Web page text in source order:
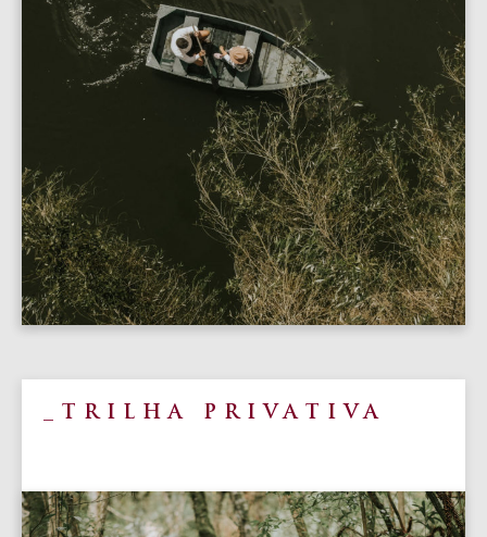
TRILHA PRIVATIVA